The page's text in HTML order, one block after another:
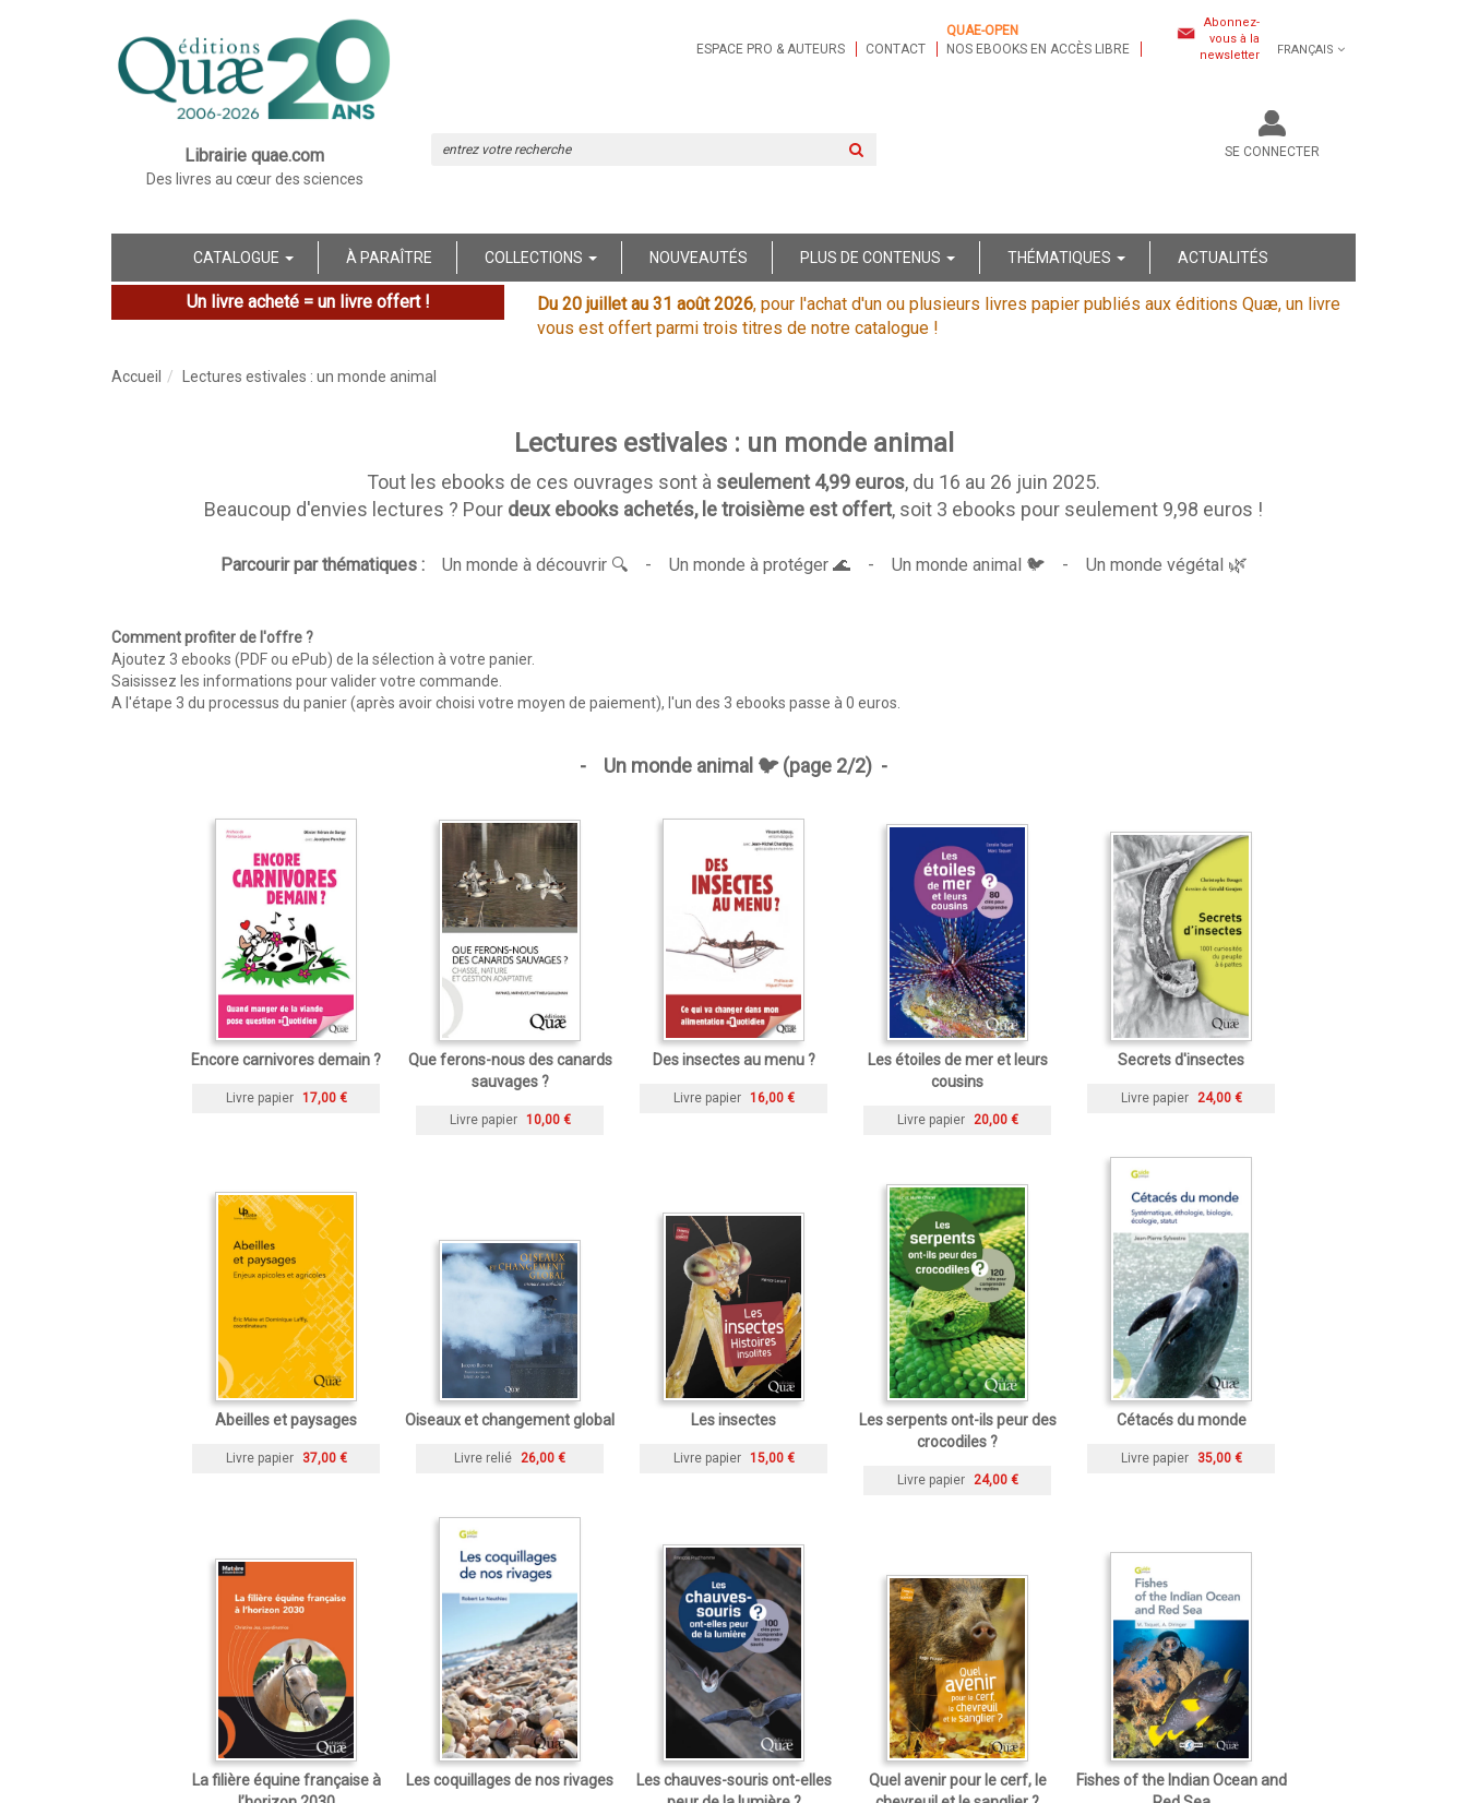
Librairie quae.com
Des livres au cœur des sciences
ESPACE PRO & AUTEURS CONTACT
QUAE-OPEN
NOS EBOOKS EN ACCÈS LIBRE
Abonnez-
vous à la
newsletter
FRANÇAIS
SE CONNECTER
CATALOGUE À PARAÎTRE COLLECTIONS NOUVEAUTÉS PLUS DE CONTENUS THÉMATIQUES ACTUALITÉS
Un livre acheté = un livre offert ! Du 20 juillet au 31 août 2026, pour l'achat d'un ou plusieurs livres papier publiés aux éditions Quæ, un livre
vous est offert parmi trois titres de notre catalogue !
Accueil Lectures estivales : un monde animal
Lectures estivales : un monde animal
Tout les ebooks de ces ouvrages sont à seulement 4,99 euros, du 16 au 26 juin 2025.
Beaucoup d'envies lectures ? Pour deux ebooks achetés, le troisième est offert, soit 3 ebooks pour seulement 9,98 euros !
Parcourir par thématiques : Un monde à découvrir 🔍 - Un monde à protéger 🌊 - Un monde animal 🐦 - Un monde végétal 🌿
Comment profiter de l'offre ?
Ajoutez 3 ebooks (PDF ou ePub) de la sélection à votre panier.
Saisissez les informations pour valider votre commande.
A l'étape 3 du processus du panier (après avoir choisi votre moyen de paiement), l'un des 3 ebooks passe à 0 euros.
- Un monde animal 🐦(page 2/2) -
Encore carnivores demain ?
Livre papier 17,00 €
Que ferons-nous des canards
sauvages ?
Livre papier 10,00 €
Des insectes au menu ?
Livre papier 16,00 €
Les étoiles de mer et leurs
cousins
Livre papier 20,00 €
Secrets d'insectes
Livre papier 24,00 €
Abeilles et paysages
Livre papier 37,00 €
Oiseaux et changement global
Livre relié 26,00 €
Les insectes
Livre papier 15,00 €
Les serpents ont-ils peur des
crocodiles ?
Livre papier 24,00 €
Cétacés du monde
Livre papier 35,00 €
La filière équine française à
Les coquillages de nos rivages
Les chauves-souris ont-elles
Quel avenir pour le cerf, le
Fishes of the Indian Ocean and